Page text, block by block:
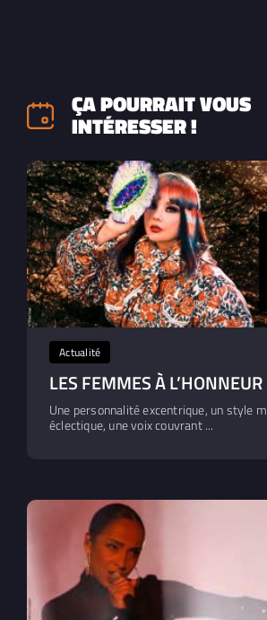
ÇA POURRAIT VOUS
INTÉRESSER !
Actualité
LES FEMMES À L’HONNEUR
Une personnalité excentrique, un style
éclectique, une voix couvrant ...